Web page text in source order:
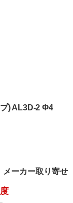
) AL3D-2 Φ4
メーカー取り寄せ